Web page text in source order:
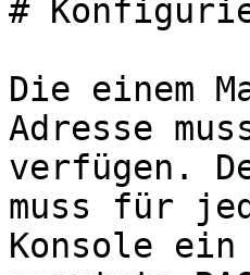
#
Die einem
Adresse
verfügen.
muss für
Konsole